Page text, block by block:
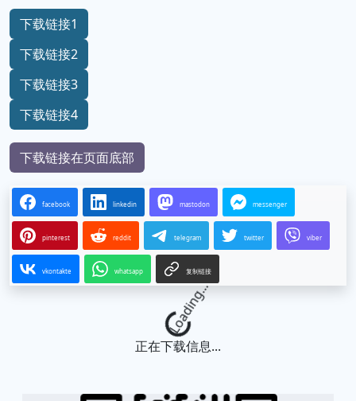
下载链接1
下载链接2
下载链接3
下载链接4
下载链接在页面底部
facebook linkedin mastodon messenger
pinterest reddit telegram twitter viber
vkontakte whatsapp 复制链接
Loading...
正在下载信息...